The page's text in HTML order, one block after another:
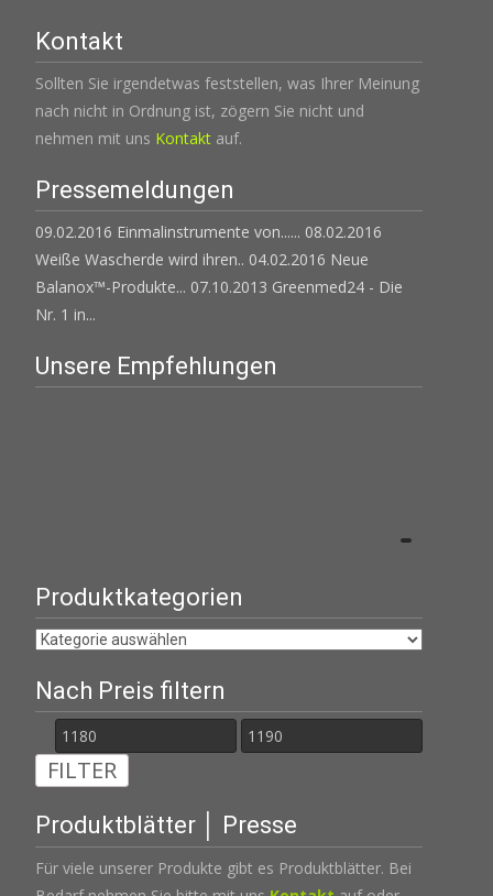
Kontakt
Sollten Sie irgendetwas feststellen, was Ihrer Meinung
nach nicht in Ordnung ist, zögern Sie nicht und
nehmen mit uns Kontakt auf.
Pressemeldungen
09.02.2016 Einmalinstrumente von...... 08.02.2016
Weiße Wascherde wird ihren.. 04.02.2016 Neue
Balanox™-Produkte... 07.10.2013 Greenmed24 - Die
Nr. 1 in...
Unsere Empfehlungen
Produktkategorien
Nach Preis filtern
Min.
Preis
Max.
FILTER
Produktblätter │ Presse
Für viele unserer Produkte gibt es Produktblätter. Bei